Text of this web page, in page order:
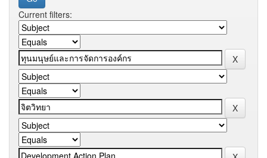
Current filters: